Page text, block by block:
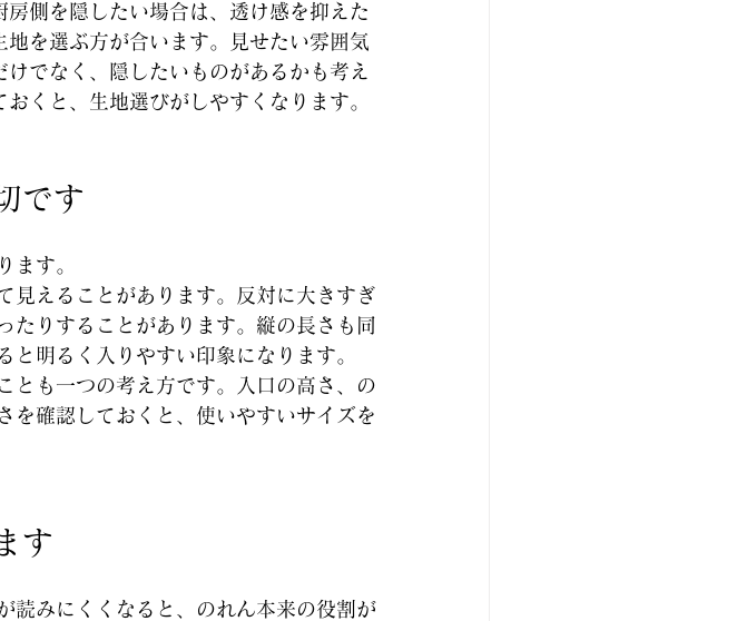
房側を隠したい場合は、透け感を抑えた
地を選ぶ方が合います。見せたい雰囲気
けでなく、隠したいものがあるかも考え
おくと、生地選びがしやすくなります。
です
ます。
見えることがあります。反対に大きすぎ
たりすることがあります。縦の長さも同
と明るく入りやすい印象になります。
とも一つの考え方です。入口の高さ、の
を確認しておくと、使いやすいサイズを
す
読みにくくなると、のれん本来の役割が